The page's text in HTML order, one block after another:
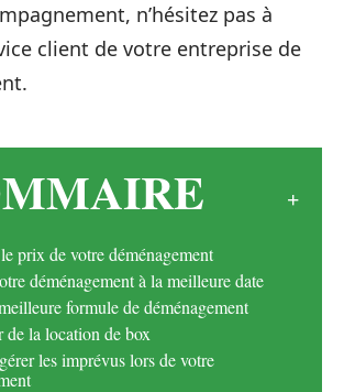
n’hésitez pas à
client de votre entreprise de
prix de votre déménagement
déménagement à la meilleure date
formule de déménagement
de la location de box
les imprévus lors de votre